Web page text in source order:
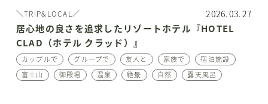
＼TRIP&LOCAL／ 2026.03.27
居心地の良さを追求したリゾートホテル『HOTEL
CLAD（ホテル クラッド）』
カップルで グループで 友人と 家族で
宿泊施設
富士山
御殿場 温泉 絶景 自然 露天風呂